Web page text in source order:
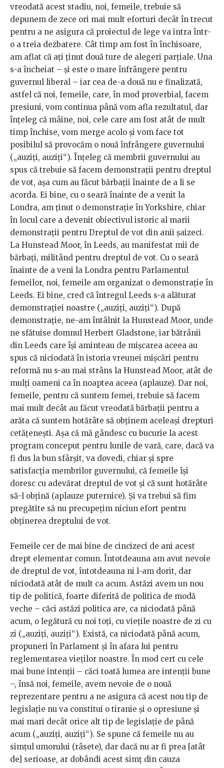
vreodată acest stadiu, noi, femeile, trebuie să
depunem de zece ori mai mult eforturi decât în trecut
pentru a ne asigura că proiectul de lege va intra într-
o a treia dezbatere. Cât timp am fost în închisoare,
am aflat că ați ținut două ture de alegeri parțiale. Una
s-a încheiat – și este o mare înfrângere pentru
guvernul liberal – iar cea de-a două nu e finalizată,
astfel că noi, femeile, care, în mod proverbial, facem
presiuni, vom continua până vom afla rezultatul, dar
înțeleg că mâine, noi, cele care am fost atât de mult
timp închise, vom merge acolo și vom face tot
posibilul să provocăm o nouă înfrângere guvernului
(„auziți, auziți“). Înțeleg că membrii guvernului au
spus că trebuie să facem demonstrații pentru dreptul
de vot, așa cum au făcut bărbații înainte de a li se
acorda. Ei bine, cu o seară înainte de a venit la
Londra, am ținut o demonstrație în Yorkshire, chiar
în locul care a devenit obiectivul istoric al marii
demonstrații pentru Dreptul de vot din anii șaizeci.
La Hunstead Moor, în Leeds, au manifestat mii de
bărbați, militând pentru dreptul de vot. Cu o seară
înainte de a veni la Londra pentru Parlamentul
femeilor, noi, femeile am organizat o demonstrație în
Leeds. Ei bine, cred că întregul Leeds s-a alăturat
demonstrației noastre („auziți, auziți“). După
demonstrație, ne-am întâlnit la Hunstead Moor, unde
ne sfătuise domnul Herbert Gladstone, iar bătrânii
din Leeds care își aminteau de mișcarea aceea au
spus că niciodată în istoria vreunei mișcări pentru
reformă nu s-au mai strâns la Hunstead Moor, atât de
mulți oameni ca în noaptea aceea (aplauze). Dar noi,
femeile, pentru că suntem femei, trebuie să facem
mai mult decât au făcut vreodată bărbații pentru a
arăta că suntem hotărâte să obținem aceleași drepturi
cetățenești. Așa că mă gândesc cu bucurie la acest
program conceput pentru lunile de vară, care, dacă va
fi dus la bun sfârșit, va dovedi, chiar și spre
satisfacția membrilor guvernului, că femeile își
doresc cu adevărat dreptul de vot și că sunt hotărâte
să-l obțină (aplauze puternice). Și va trebui să fim
pregătite să nu precupețim niciun efort pentru
obținerea dreptului de vot.
Femeile cer de mai bine de cincizeci de ani acest
drept elementar comun. Întotdeauna am avut nevoie
de dreptul de vot, întotdeauna ni l-am dorit, dar
niciodată atât de mult ca acum. Astăzi avem un nou
tip de politică, foarte diferită de politica de modă
veche – căci astăzi politica are, ca niciodată până
acum, o legătură cu noi toți, cu viețile noastre de zi cu
zi („auziți, auziți“). Există, ca niciodată până acum,
propuneri în Parlament și în afara lui pentru
reglementarea vieților noastre. În mod cert cu cele
mai bune intenții – căci toată lumea are intenții bune
–, însă noi, femeile, avem nevoie de o nouă
reprezentare pentru a ne asigura că acest nou tip de
legislație nu va constitui o tiranie și o opresiune și
mai mari decât orice alt tip de legislație de până
acum („auziți, auziți“). Se spune că femeile nu au
simțul umorului (râsete), dar dacă nu ar fi prea [atât
de] serioase, ar dobândi acest simț din cauza